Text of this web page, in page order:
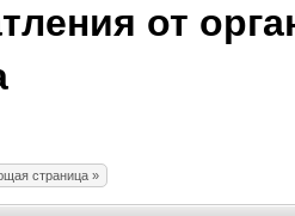
от
страница »